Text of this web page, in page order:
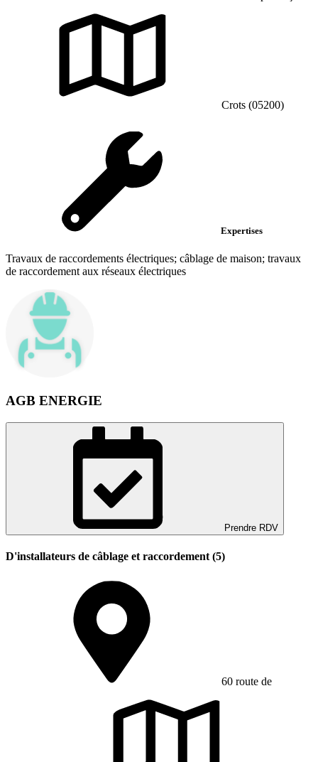
Crots (05200)
Expertises
Travaux de raccordements électriques; câblage de maison; travaux
de raccordement aux réseaux électriques
AGB ENERGIE
Prendre RDV
D'installateurs de câblage et raccordement (5)
60 route de